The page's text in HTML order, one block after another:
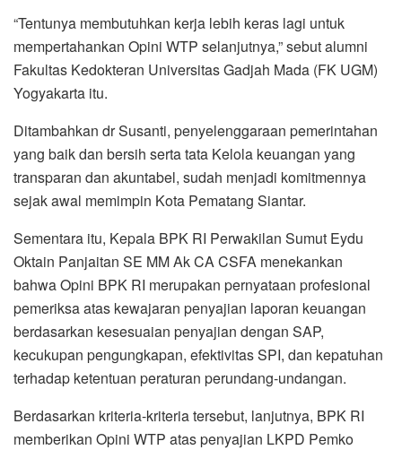
“Tentunya membutuhkan kerja lebih keras lagi untuk
mempertahankan Opini WTP selanjutnya,” sebut alumni
Fakultas Kedokteran Universitas Gadjah Mada (FK UGM)
Yogyakarta itu.
Ditambahkan dr Susanti, penyelenggaraan pemerintahan
yang baik dan bersih serta tata Kelola keuangan yang
transparan dan akuntabel, sudah menjadi komitmennya
sejak awal memimpin Kota Pematang Siantar.
Sementara itu, Kepala BPK RI Perwakilan Sumut Eydu
Oktain Panjaitan SE MM Ak CA CSFA menekankan
bahwa Opini BPK RI merupakan pernyataan profesional
pemeriksa atas kewajaran penyajian laporan keuangan
berdasarkan kesesuaian penyajian dengan SAP,
kecukupan pengungkapan, efektivitas SPI, dan kepatuhan
terhadap ketentuan peraturan perundang-undangan.
Berdasarkan kriteria-kriteria tersebut, lanjutnya, BPK RI
memberikan Opini WTP atas penyajian LKPD Pemko